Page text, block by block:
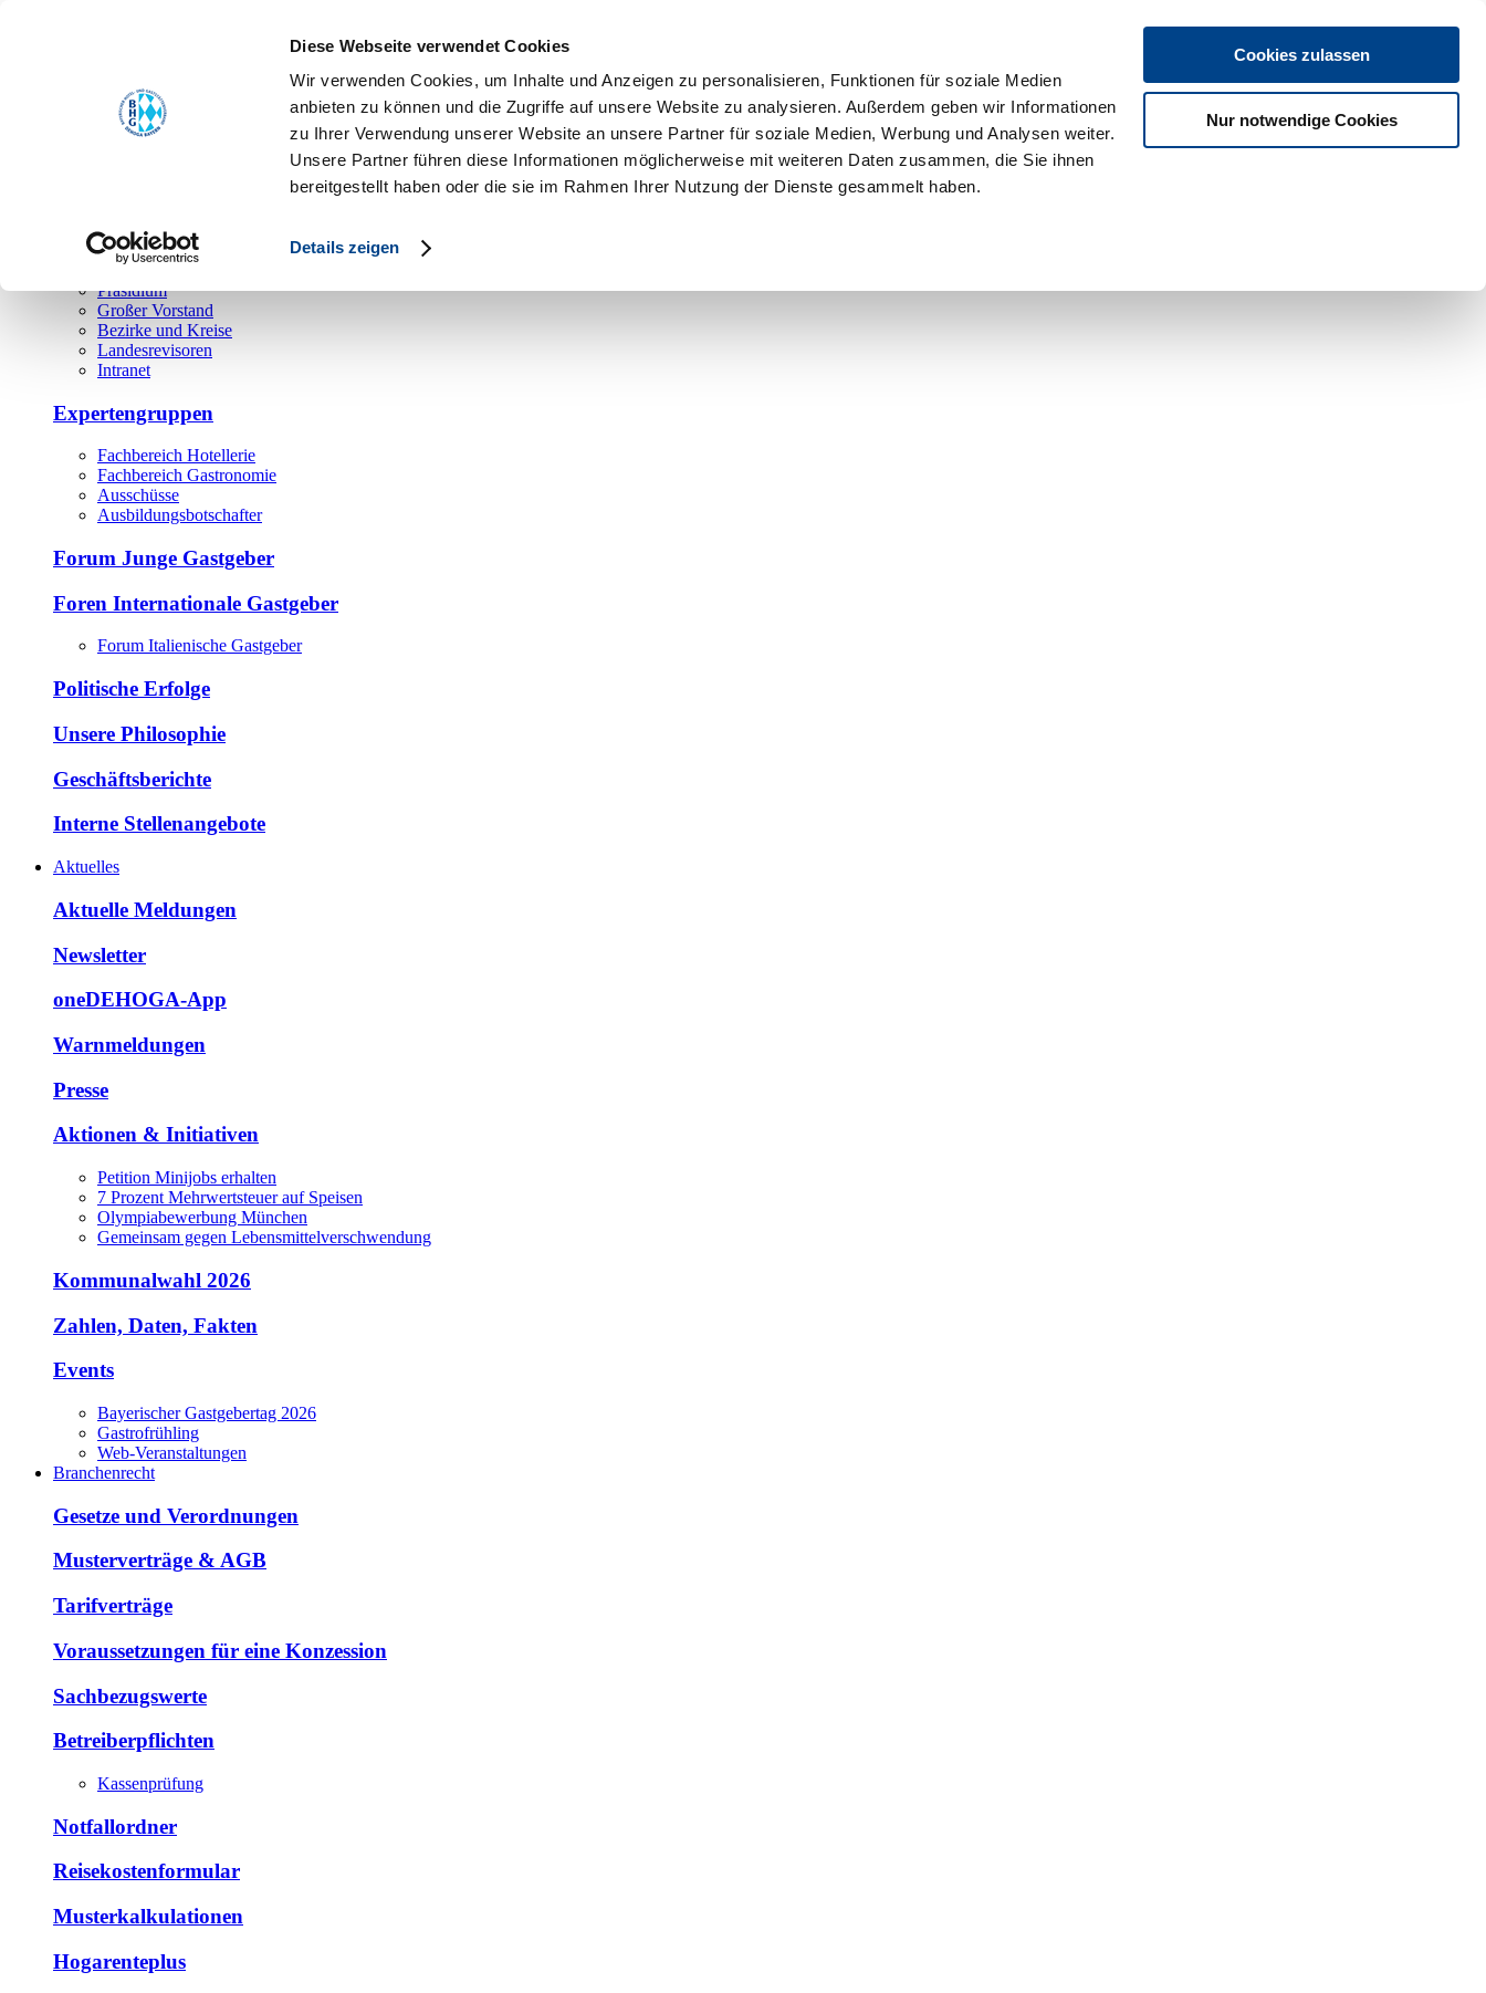
Diese Webseite verwendet Cookies
Wir verwenden Cookies, um Inhalte und Anzeigen zu personalisieren, Funktionen für soziale Medien
anbieten zu können und die Zugriffe auf unsere Website zu analysieren. Außerdem geben wir Informationen
zu Ihrer Verwendung unserer Website an unsere Partner für soziale Medien, Werbung und Analysen weiter.
Unsere Partner führen diese Informationen möglicherweise mit weiteren Daten zusammen, die Sie ihnen
bereitgestellt haben oder die sie im Rahmen Ihrer Nutzung der Dienste gesammelt haben.
Details zeigen
Cookies zulassen
Nur notwendige Cookies
Hauptamt
Bezirks- und Regionalgeschäftsstellen
Ehrenamt
Präsidium
Großer Vorstand
Bezirke und Kreise
Landesrevisoren
Intranet
Expertengruppen
Fachbereich Hotellerie
Fachbereich Gastronomie
Ausschüsse
Ausbildungsbotschafter
Forum Junge Gastgeber
Foren Internationale Gastgeber
Forum Italienische Gastgeber
Politische Erfolge
Unsere Philosophie
Geschäftsberichte
Interne Stellenangebote
Aktuelles
Aktuelle Meldungen
Newsletter
oneDEHOGA-App
Warnmeldungen
Presse
Aktionen & Initiativen
Petition Minijobs erhalten
7 Prozent Mehrwertsteuer auf Speisen
Olympiabewerbung München
Gemeinsam gegen Lebensmittelverschwendung
Kommunalwahl 2026
Zahlen, Daten, Fakten
Events
Bayerischer Gastgebertag 2026
Gastrofrühling
Web-Veranstaltungen
Branchenrecht
Gesetze und Verordnungen
Musterverträge & AGB
Tarifverträge
Voraussetzungen für eine Konzession
Sachbezugswerte
Betreiberpflichten
Kassenprüfung
Notfallordner
Reisekostenformular
Musterkalkulationen
Hogarenteplus